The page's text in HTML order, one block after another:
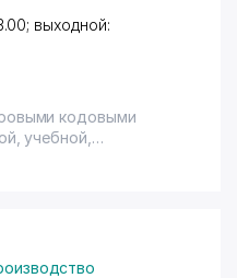
выходной:
кодовыми
учебной,